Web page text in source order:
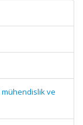
ve